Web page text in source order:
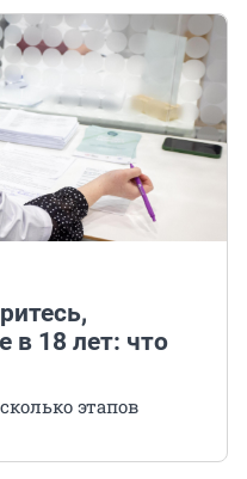
в 18 лет: что
этапов